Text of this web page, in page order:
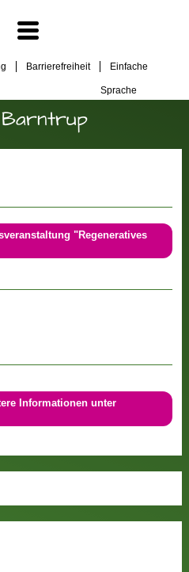
Barrierefreiheit Einfache
Sprache
"Regeneratives
Informationen unter